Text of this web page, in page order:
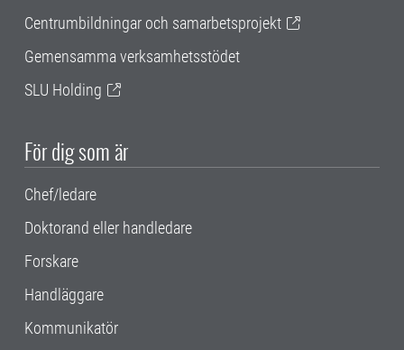
Centrumbildningar och samarbetsprojekt
Gemensamma verksamhetsstödet
SLU Holding
För dig som är
Chef/ledare
Doktorand eller handledare
Forskare
Handläggare
Kommunikatör